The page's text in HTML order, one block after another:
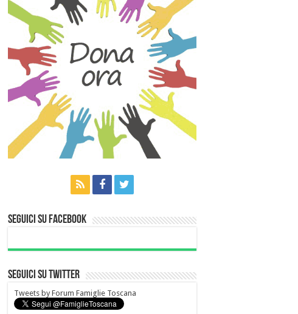
Seguici su Facebook
Seguici su Twitter
Tweets by Forum Famiglie Toscana